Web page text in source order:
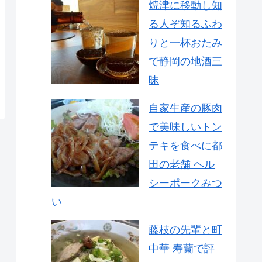
焼津に移動し知
る人ぞ知るふわ
りと一杯おたみ
で静岡の地酒三
昧
自家生産の豚肉
で美味しいトン
テキを食べに都
田の老舗 ヘル
シーポークみつ
い
藤枝の先輩と町
中華 寿蘭で評